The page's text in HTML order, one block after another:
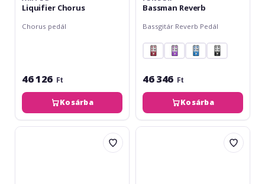
Liquifier Chorus
Chorus pedál
46 126 Ft
Kosárba
Bassman Reverb
Bassgitár Reverb Pedál
46 346 Ft
Kosárba
Ampeg
Markbass